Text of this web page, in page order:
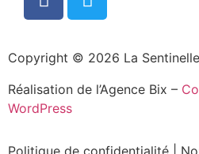
Copyright © 2026 La
Réalisation de l’Agence Bix –
WordPress